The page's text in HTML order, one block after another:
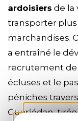
ardoisiers de la
transporter
marchandises.
a entraîné le
recrutement
écluses et le
péniches
Guerlédan,